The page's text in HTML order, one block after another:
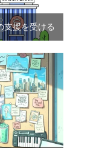
支援を受ける